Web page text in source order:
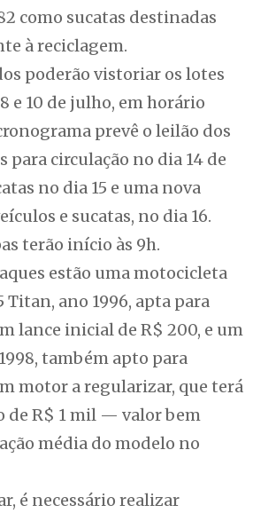
como sucatas destinadas
à reciclagem.
poderão vistoriar os lotes
e 10 de julho, em horário
prevê o leilão dos
para circulação no dia 14 de
no dia 15 e uma nova
e sucatas, no dia 16.
terão início às 9h.
estão uma motocicleta
Titan, ano 1996, apta para
lance inicial de R$ 200, e um
também apto para
motor a regularizar, que terá
de R$ 1 mil — valor bem
média do modelo no
é necessário realizar